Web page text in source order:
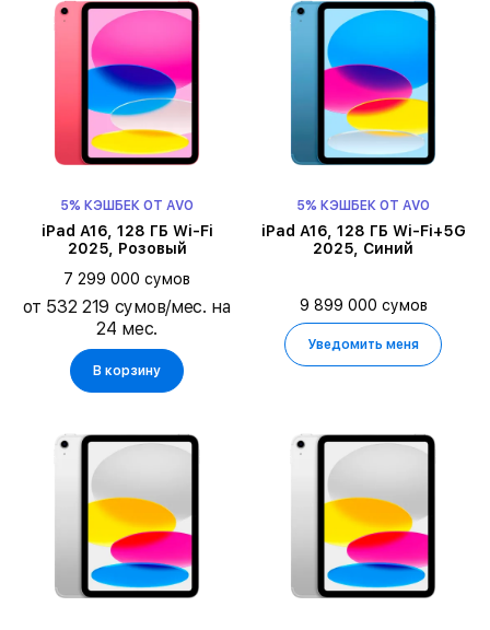
5% КЭШБЕК ОТ AVO
iPad A16, 128 ГБ Wi-Fi
2025, Розовый
7 299 000 сумов
от 532 219 сумов/мес. на
24 мес.
В корзину
5% КЭШБЕК ОТ AVO
iPad A16, 128 ГБ Wi-Fi+5G
2025, Синий
9 899 000 сумов
Уведомить меня